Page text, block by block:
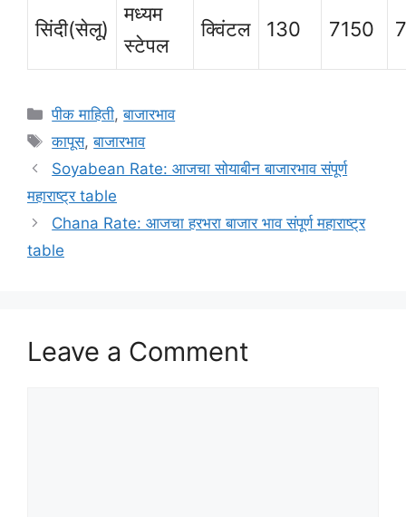
सिंदी(सेलू)
मध्यम
स्टेपल
क्विंटल 130 7150
Categories
पीक माहिती,बाजारभाव
Tags
कापूस,बाजारभाव
Soyabean Rate: आजचा सोयाबीन बाजारभाव संपूर्ण
महाराष्ट्र table
Chana Rate: आजचा हरभरा बाजार भाव संपूर्ण महाराष्ट्र
table
Leave a Comment